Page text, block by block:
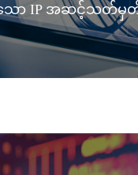
သော IP အဆင့်သတ်မှ